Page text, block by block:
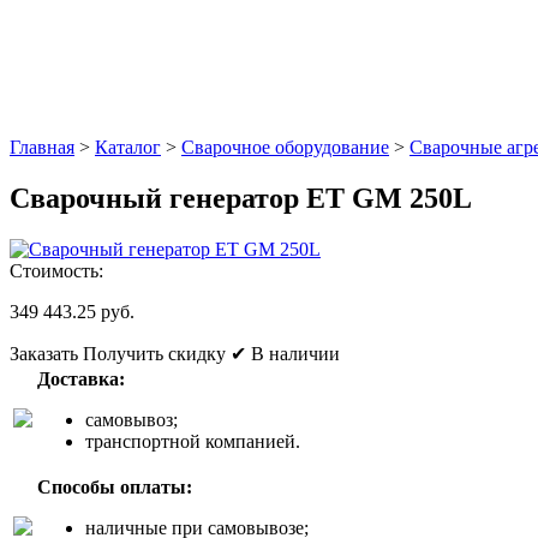
Главная > Каталог > Сварочное оборудование > Сварочные
Сварочный генератор ET GM 250L
Стоимость:
349 443.25 руб.
Заказать Получить скидку ✔ В наличии
Доставка:
самовывоз;
транспортной компанией.
Способы оплаты:
наличные при самовывозе;